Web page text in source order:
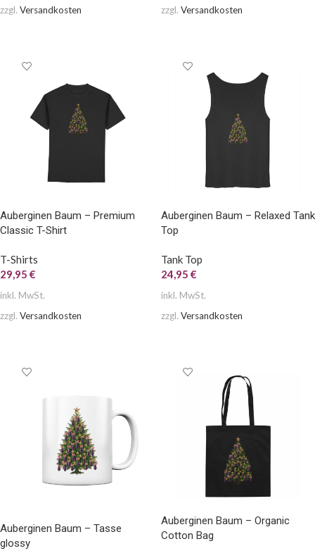
zzgl. Versandkosten
zzgl. Versandkosten
Auberginen Baum – Premium
Classic T-Shirt
T-Shirts
29,95 €
inkl. MwSt.
zzgl. Versandkosten
Auberginen Baum – Relaxed Tank
Top
Tank Top
24,95 €
inkl. MwSt.
zzgl. Versandkosten
Auberginen Baum – Tasse
glossy
Auberginen Baum – Organic
Cotton Bag